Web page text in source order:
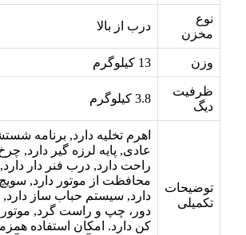
نوع
مخزن
درب از بالا
وزن 13 کیلوگرم
ظرفیت
دیگ
3.8 کیلوگرم
توضیحات
تکمیلی
اهرم تخلیه دارد, برنامه
عادی, پایه لرزه گیر دارد,
راحت دارد, درب فنر دار
محافظت از موتور دارد,
دارد, سیستم حباب ساز
دور، چپ و راست گرد,
کن دارد. امکان استفاده